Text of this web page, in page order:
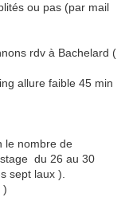
ou pas (par mail
rdv à Bachelard (
allure faible 45 min
le nombre de
du 26 au 30
sept laux ).
)